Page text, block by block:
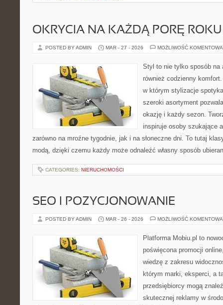
OKRYCIA NA KAŻDĄ PORĘ ROKU
POSTED BY ADMIN MAR - 27 - 2026 MOŻLIWOŚĆ
Styl to nie tylko sposób na
również codzienny
w którym stylizacje
szeroki asortyment
okazję i każdy sezon.
inspiruje osoby szukające
zarówno na mroźne tygodnie, jak i na słoneczne dni. To tutaj
modą, dzięki czemu każdy może odnaleźć własny sposób
CATEGORIES: NIERUCHOMOŚCI
SEO I POZYCJONOWANIE
POSTED BY ADMIN MAR - 26 - 2026 MOŻLIWOŚĆ
Platforma Mobiu.pl to
poświęcona promocji
wiedzę z zakresu
którym marki, eksperci, a
przedsiębiorcy mogą
skutecznej reklamy w